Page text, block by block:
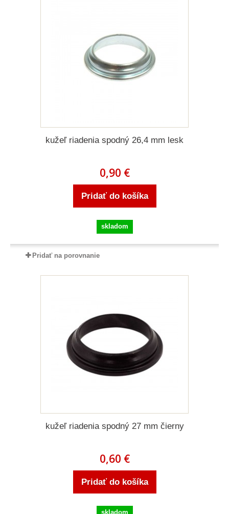
kužeľ riadenia spodný 26,4 mm lesk
0,90 €
Pridať do košíka
skladom
Pridať na porovnanie
kužeľ riadenia spodný 27 mm čierny
0,60 €
Pridať do košíka
skladom